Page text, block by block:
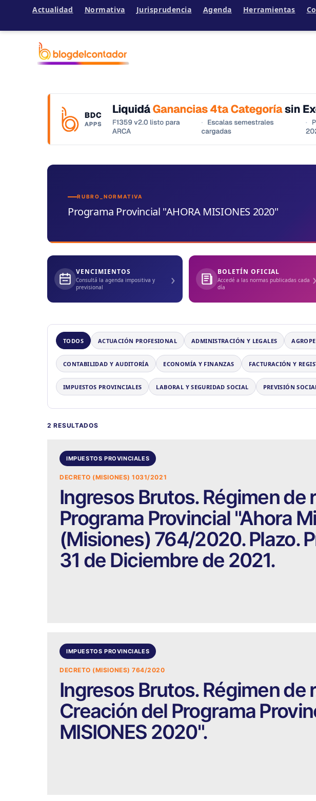
Actualidad Normativa Jurisprudencia Agenda Herramientas
RUBRO_NORMATIVA
Programa Provincial "AHORA MISIONES 2020"
VENCIMIENTOS
Consultá la agenda impositiva y
previsional
› BOLETÍN OFICIAL
Accedé a las normas publicadas cada
día
›
TODOS ACTUACIÓN PROFESIONAL ADMINISTRACIÓN Y LEGALES
CONTABILIDAD Y AUDITORÍA ECONOMÍA Y FINANZAS FACTURACIÓN Y
IMPUESTOS PROVINCIALES LABORAL Y SEGURIDAD SOCIAL PREVISIÓN
2 RESULTADOS
IMPUESTOS PROVINCIALES
DECRETO (MISIONES) 1031/2021
Ingresos Brutos. Régimen de
Programa Provincial "Ahora
(Misiones) 764/2020. Plazo.
31 de Diciembre de 2021.
IMPUESTOS PROVINCIALES
DECRETO (MISIONES) 764/2020
Ingresos Brutos. Régimen de
Creación del Programa
MISIONES 2020".